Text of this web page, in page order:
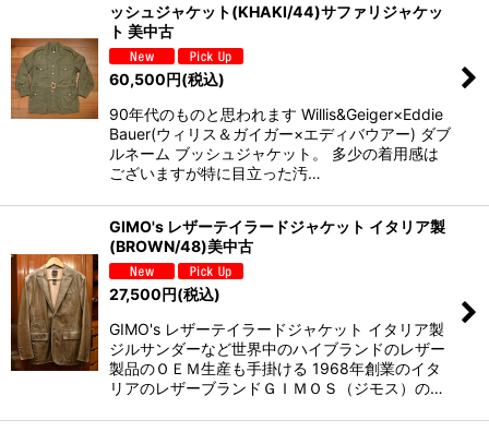
ッシュジャケット(KHAKI/44)サファリジャケッ
ト 美中古
60,500円(税込)
90年代のものと思われます Willis&Geiger×Eddie
Bauer(ウィリス＆ガイガー×エディバウアー) ダブ
ルネーム ブッシュジャケット。 多少の着用感は
ございますが特に目立った汚…
GIMO's レザーテイラードジャケット イタリア製
(BROWN/48)美中古
27,500円(税込)
GIMO's レザーテイラードジャケット イタリア製
ジルサンダーなど世界中のハイブランドのレザー
製品のＯＥＭ生産も手掛ける 1968年創業のイタ
リアのレザーブランドＧＩＭＯＳ（ジモス）の…